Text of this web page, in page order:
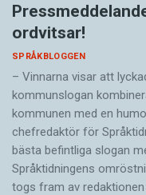
ordvitsar!
SPRÅKBLOGGEN
– Vinnarna visar att
kommunslogan
kommunen med en
chefredaktör för
bästa befintliga slogan
Språktidningens
togs fram av